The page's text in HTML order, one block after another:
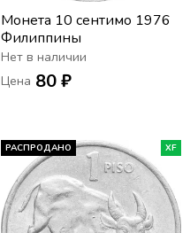
Монета 10 сентимо 1976
Филиппины
Нет в наличии
Цена 80 ₽
РАСПРОДАНО XF